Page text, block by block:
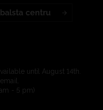
centru
until August 14th.
- 5 pm)